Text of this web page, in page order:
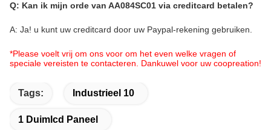
Q: Kan ik mijn orde van AA084SC01 via creditcard betalen?
A: Ja! u kunt uw creditcard door uw Paypal-rekening gebruiken.
*Please voelt vrij om ons voor om het even welke vragen of
speciale vereisten te contacteren. Dankuwel voor uw coopreation!
Tags: Industrieel 10
1 Duimlcd Paneel